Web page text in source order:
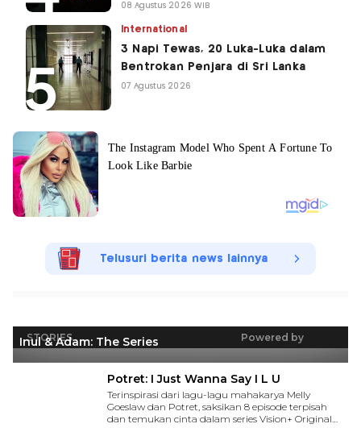
08 Agustus 2026 WIB
International
3 Napi Tewas, 20 Luka-Luka dalam
Bentrokan Penjara di Sri Lanka
07 Agustus 2026
Telusuri berita news lainnya